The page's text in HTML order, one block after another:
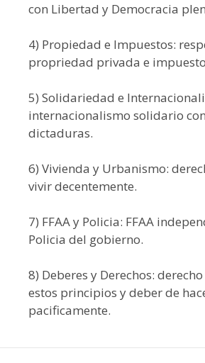
con Libertad y Democracia
4) Propiedad e Impuestos:
propriedad privada e
5) Solidariedad e
internacionalismo solidario
dictaduras.
6) Vivienda y Urbanismo:
vivir decentemente.
7) FFAA y Policia: FFAA
Policia del gobierno.
8) Deberes y Derechos:
estos principios y deber de
pacificamente.